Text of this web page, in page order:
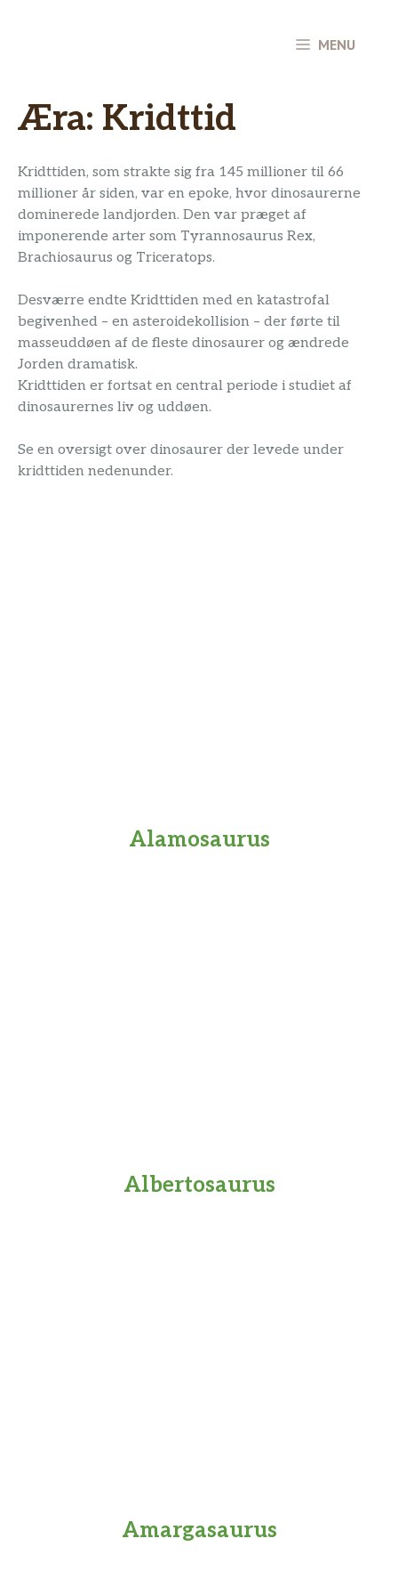
MENU
Æra: Kridttid
Kridttiden, som strakte sig fra 145 millioner til 66
millioner år siden, var en epoke, hvor dinosaurerne
dominerede landjorden. Den var præget af
imponerende arter som Tyrannosaurus Rex,
Brachiosaurus og Triceratops.
Desværre endte Kridttiden med en katastrofal
begivenhed – en asteroidekollision – der førte til
masseuddøen af de fleste dinosaurer og ændrede
Jorden dramatisk.
Kridttiden er fortsat en central periode i studiet af
dinosaurernes liv og uddøen.
Se en oversigt over dinosaurer der levede under
kridttiden nedenunder.
Alamosaurus
Albertosaurus
Amargasaurus